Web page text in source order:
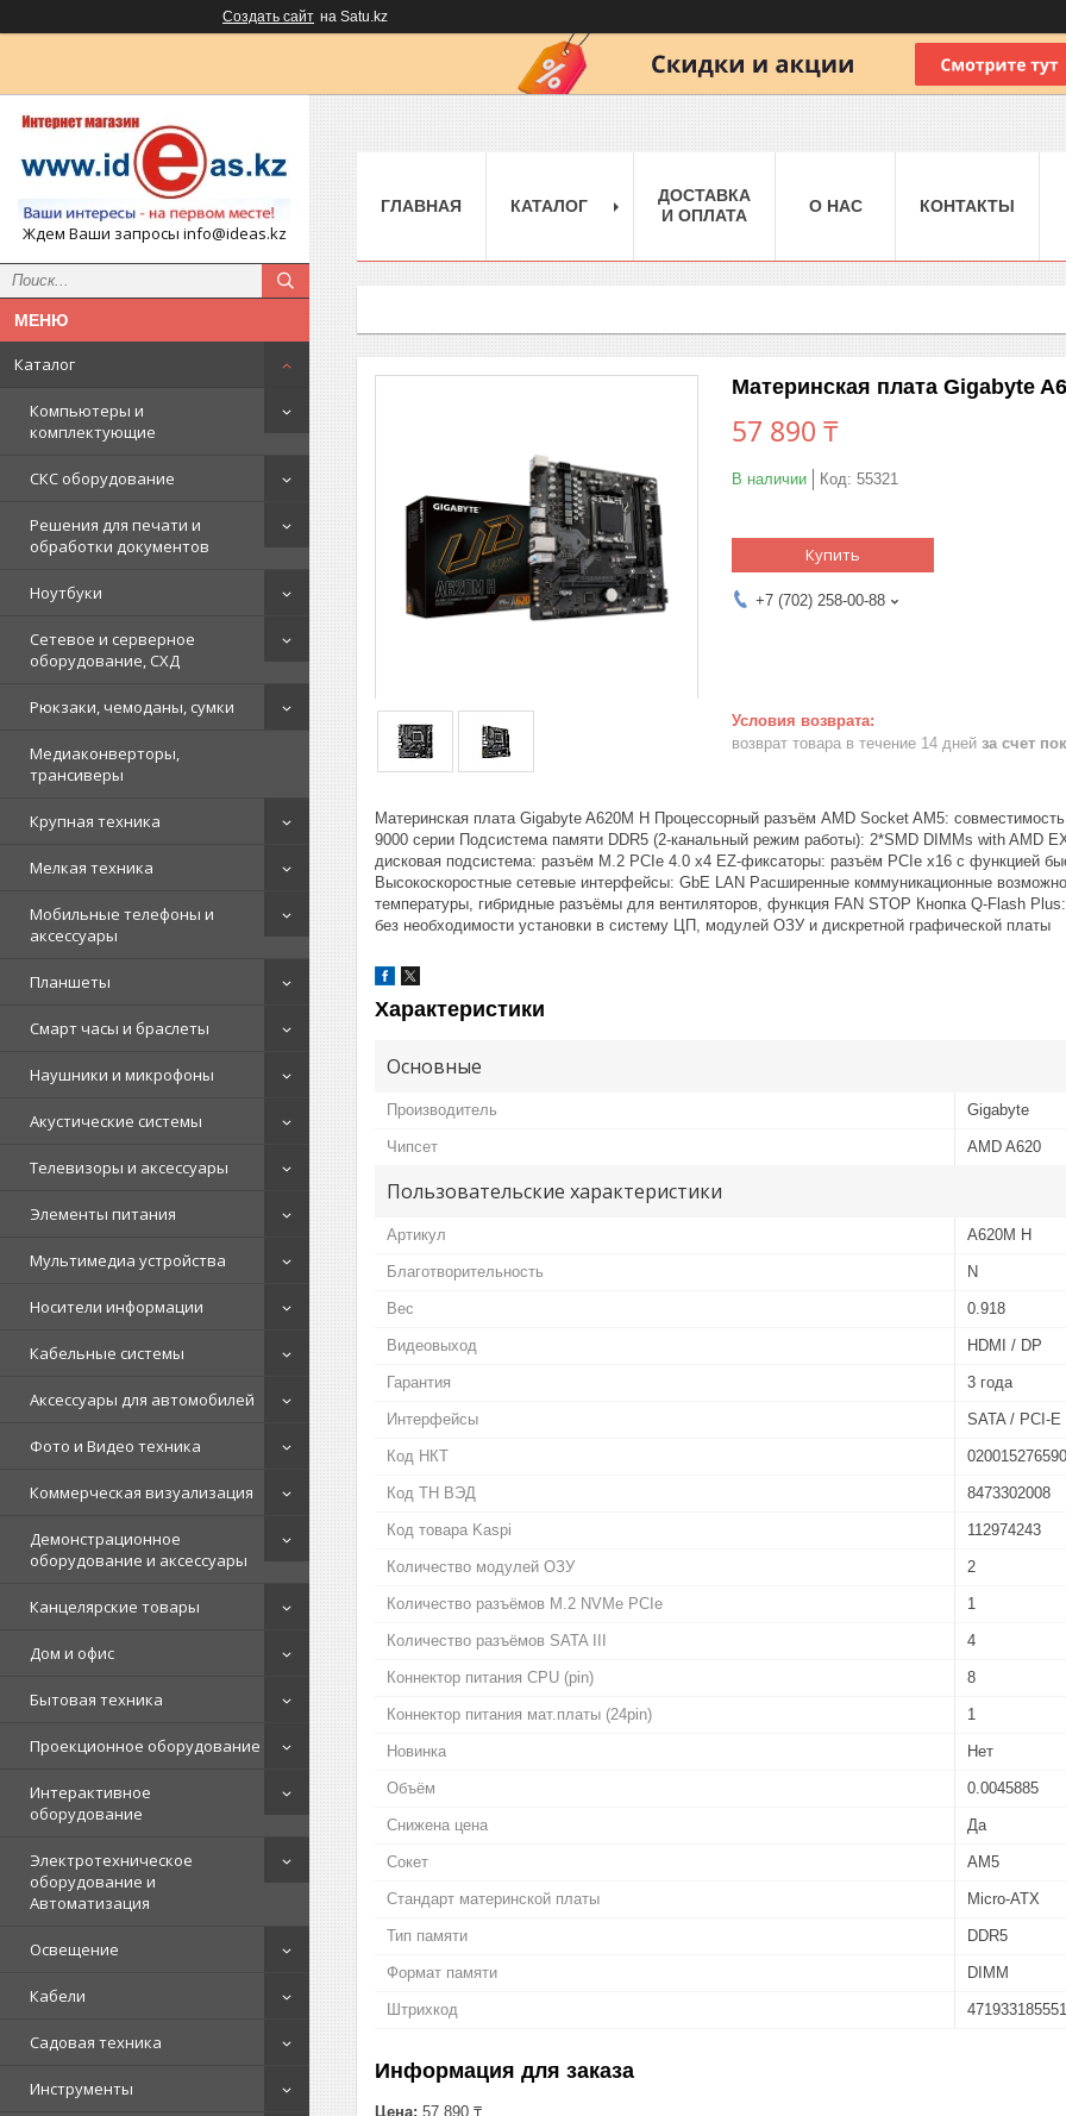
Создать сайт на Satu.kz
Ждем Ваши запросы info@ideas.kz
Каталог
Компьютеры и
комплектующие
СКС оборудование
Решения для печати и
обработки документов
Ноутбуки
Сетевое и серверное
оборудование, СХД
Рюкзаки, чемоданы, сумки
Медиаконверторы,
трансиверы
Крупная техника
Мелкая техника
Мобильные телефоны и
аксессуары
Планшеты
Смарт часы и браслеты
Наушники и микрофоны
Акустические системы
Телевизоры и аксессуары
Элементы питания
Мультимедиа устройства
Носители информации
Кабельные системы
Аксессуары для автомобилей
Фото и Видео техника
Коммерческая визуализация
Демонстрационное
оборудование и аксессуары
Канцелярские товары
Дом и офис
Бытовая техника
Проекционное оборудование
Интерактивное
оборудование
Электротехническое
оборудование и
Автоматизация
Освещение
Кабели
Садовая техника
Инструменты
ГЛАВНАЯ КАТАЛОГ
ДОСТАВКА
И ОПЛАТА
О НАС КОНТАКТЫ
Материнская плата Gigabyte
57 890 ₸
В наличии Код: 55321
Купить
+7 (702) 258-00-88
возврат товара в течение 14 дней за счет
Материнская плата Gigabyte A620M H Процессорный разъём AMD Socket AM5:
9000 серии Подсистема памяти DDR5 (2-канальный режим работы): 2*SMD DIMMs with AMD
дисковая подсистема: разъём M.2 PCIe 4.0 x4 EZ-фиксаторы: разъём PCIe x16 с функцией
Высокоскоростные сетевые интерфейсы: GbE LAN Расширенные коммуникационные
температуры, гибридные разъёмы для вентиляторов, функция FAN STOP Кнопка Q-Flash
без необходимости установки в систему ЦП, модулей ОЗУ и дискретной графической платы
Характеристики
Основные
Производитель Gigabyte
Чипсет AMD A620
Пользовательские характеристики
Артикул A620M H
Благотворительность N
Вес 0.918
Видеовыход HDMI / DP
Гарантия 3 года
Интерфейсы SATA / PCI-
Код НКТ
Код ТН ВЭД 8473302008
Код товара Kaspi 112974243
Количество модулей ОЗУ 2
Количество разъёмов M.2 NVMe PCIe 1
Количество разъёмов SATA III 4
Коннектор питания CPU (pin) 8
Коннектор питания мат.платы (24pin) 1
Новинка Нет
Объём 0.0045885
Снижена цена Да
Сокет AM5
Стандарт материнской платы Micro-ATX
Тип памяти DDR5
Формат памяти DIMM
Штрихкод
Информация для заказа
Цена: 57 890 ₸